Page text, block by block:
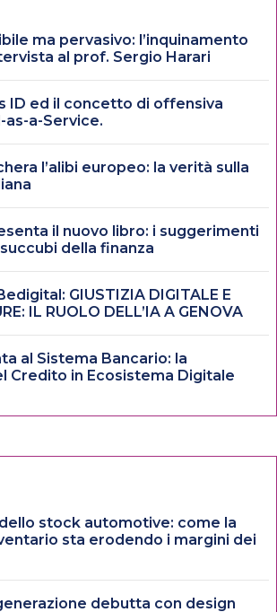
ma pervasivo: l’inquinamento
al prof. Sergio Harari
ID ed il concetto di offensiva
as-a-Service.
l’alibi europeo: la verità sulla
il nuovo libro: i suggerimenti
della finanza
GIUSTIZIA DIGITALE E
IL RUOLO DELL’IA A GENOVA
al Sistema Bancario: la
Credito in Ecosistema Digitale
stock automotive: come la
sta erodendo i margini dei
debutta con design